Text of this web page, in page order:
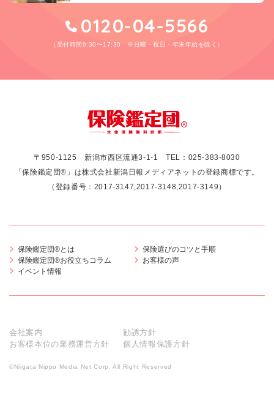
0120-04-5566
（受付時間9:30〜17:30 ※日曜・祝日・年末年始を除く）
〒950-1125 新潟市西区流通3-1-1TEL： 025-383-8030
「保険鑑定団®」は株式会社新潟日報メディアネットの登録商標です。
（登録番号：2017-3147,2017-3148,2017-3149）
保険鑑定団®とは
保険選びのコツと手順
保険鑑定団®お役立ちコラム
お客様の声
イベント情報
会社案内
勧誘方針
お客様本位の業務運営方針
個人情報保護方針
©Niigata Nippo Media Net Corp. All Right Reserved